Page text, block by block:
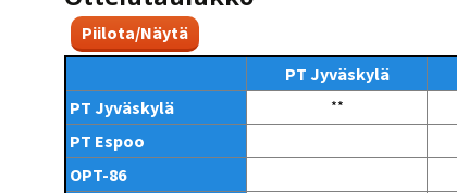
Piilota/Näytä
PT Jyväskylä
PT Jyväskylä
**
PT Espoo
OPT-86